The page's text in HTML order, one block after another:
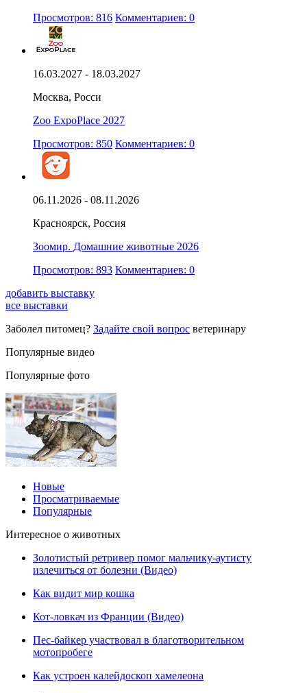
Просмотров: 816 Комментариев: 0
16.03.2027 - 18.03.2027
Москва, Росси
Zoo ExpoPlace 2027
Просмотров: 850 Комментариев: 0
06.11.2026 - 08.11.2026
Красноярск, Россия
Зоомир. Домашние животные 2026
Просмотров: 893 Комментариев: 0
добавить выставку
все выставки
Заболел питомец? Задайте свой вопрос ветеринару
Популярные видео
Популярные фото
Новые
Просматриваемые
Популярные
Интересное о животных
Золотистый ретривер помог мальчику-аутисту
излечиться от болезни (Видео)
Как видит мир кошка
Кот-ловкач из Франции (Видео)
Пес-байкер участвовал в благотворительном
мотопробеге
Как устроен калейдоскоп хамелеона